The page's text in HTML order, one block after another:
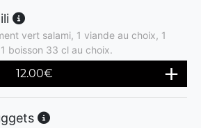
vert salami, 1 viande au choix, 1
boisson 33 cl au choix.
12.00€